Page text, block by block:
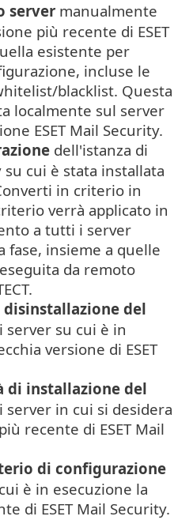
server manualmente
più recente di ESET
esistente per
incluse le
blacklist. Questa
localmente sul server
ESET Mail Security.
dell'istanza di
su cui è stata installata
in criterio in
criterio verrà applicato in
a tutti i server
fase, insieme a quelle
da remoto
del
server su cui è in
versione di ESET
di installazione del
in cui si desidera
recente di ESET Mail
di configurazione
è in esecuzione la
di ESET Mail Security.